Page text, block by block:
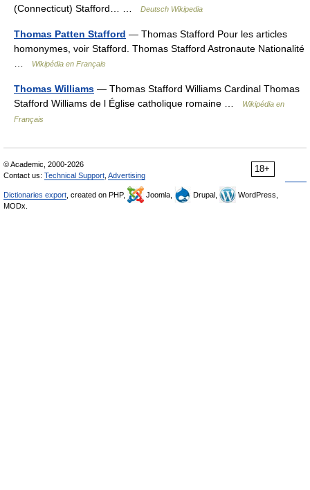
(Connecticut) Stafford… …
Deutsch Wikipedia
Thomas Patten Stafford — Thomas Stafford Pour les articles
homonymes, voir Stafford. Thomas Stafford Astronaute Nationalité
Wikipédia en Français
Thomas Williams — Thomas Stafford Williams Cardinal Thomas
Stafford Williams de l Église catholique romaine …
Wikipédia en
Français
18+
© Academic, 2000-2026
Contact us: Technical Support Advertising
Dictionaries export , created on PHP, Joomla, Drupal,
WordPress,
MODx.